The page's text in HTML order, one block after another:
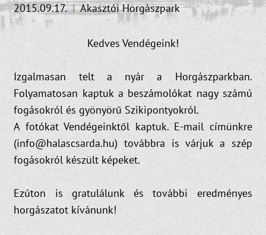
2015.09.17. |Akasztói Horgászpark
Kedves Vendégeink!
Izgalmasan telt a nyár a Horgászparkban.
Folyamatosan kaptuk a beszámolókat nagy számú
fogásokról és gyönyörű Szikipontyokról.
A fotókat Vendégeinktől kaptuk. E-mail címünkre
(info@halascsarda.hu) továbbra is várjuk a szép
fogásokról készült képeket.
Ezúton is gratulálunk és további eredményes
horgászatot kívánunk!